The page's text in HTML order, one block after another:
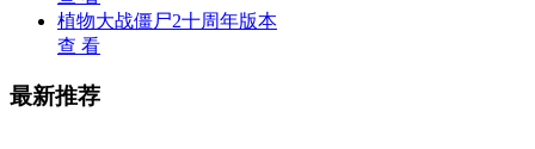
植物大战僵尸2十周年版本
查 看
最新推荐